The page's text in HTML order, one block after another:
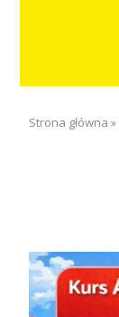
Strona główna »